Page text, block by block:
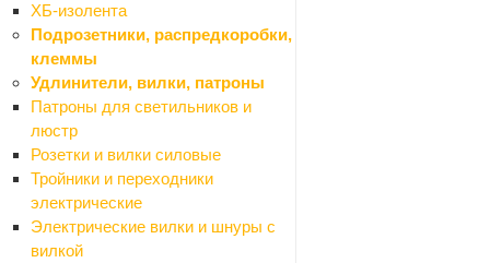
ХБ-изолента
Подрозетники, распредкоробки,
клеммы
Удлинители, вилки, патроны
Патроны для светильников и
люстр
Розетки и вилки силовые
Тройники и переходники
электрические
Электрические вилки и шнуры с
вилкой
Унитазы компакт
Унитазы подвесные
Унитазы напольные (чаша "генуа")
Крепления для унитазов
Прокладки
Лента бордюрная для ванн
Водоснабжение и отопление
Назад
Водоснабжение и отопление
Котлы газовые и электрические
Водоснабжение